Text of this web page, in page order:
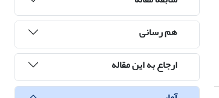
هم رسانی
ارجاع به این مقاله